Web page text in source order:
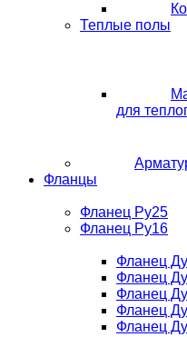
Теплые полы
для
Фланцы
Фланец Ру25
Фланец Ру16
Фланец
Фланец
Фланец
Фланец
Фланец